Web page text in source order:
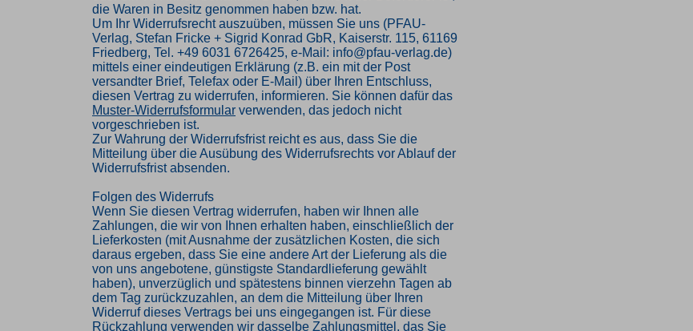
die Waren in Besitz genommen haben bzw. hat.
Um Ihr Widerrufsrecht auszuüben, müssen Sie uns (PFAU-
Verlag, Stefan Fricke + Sigrid Konrad GbR, Kaiserstr. 115, 61169
Friedberg, Tel. +49 6031 6726425, e-Mail: info@pfau-verlag.de)
mittels einer eindeutigen Erklärung (z.B. ein mit der Post
versandter Brief, Telefax oder E-Mail) über Ihren Entschluss,
diesen Vertrag zu widerrufen, informieren. Sie können dafür das
Muster-Widerrufsformular verwenden, das jedoch nicht
vorgeschrieben ist.
Zur Wahrung der Widerrufsfrist reicht es aus, dass Sie die
Mitteilung über die Ausübung des Widerrufsrechts vor Ablauf der
Widerrufsfrist absenden.
Folgen des Widerrufs
Wenn Sie diesen Vertrag widerrufen, haben wir Ihnen alle
Zahlungen, die wir von Ihnen erhalten haben, einschließlich der
Lieferkosten (mit Ausnahme der zusätzlichen Kosten, die sich
daraus ergeben, dass Sie eine andere Art der Lieferung als die
von uns angebotene, günstigste Standardlieferung gewählt
haben), unverzüglich und spätestens binnen vierzehn Tagen ab
dem Tag zurückzuzahlen, an dem die Mitteilung über Ihren
Widerruf dieses Vertrags bei uns eingegangen ist. Für diese
Rückzahlung verwenden wir dasselbe Zahlungsmittel, das Sie